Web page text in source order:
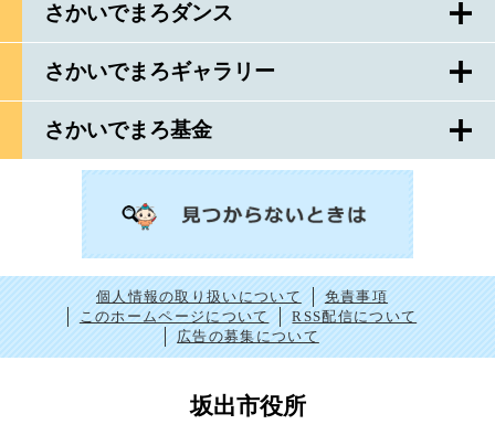
さかいでまろダンス
さかいでまろギャラリー
さかいでまろ基金
個人情報の取り扱いについて
免責事項
このホームページについて
RSS配信について
広告の募集について
坂出市役所